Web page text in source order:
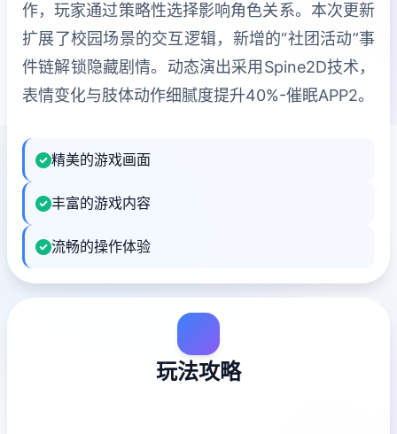
作，玩家通过策略性选择影响角色关系。本次更新
扩展了校园场景的交互逻辑，新增的“社团活动”事
件链解锁隐藏剧情。动态演出采用Spine2D技术，
表情变化与肢体动作细腻度提升40%-催眠APP2。
精美的游戏画面
丰富的游戏内容
流畅的操作体验
玩法攻略